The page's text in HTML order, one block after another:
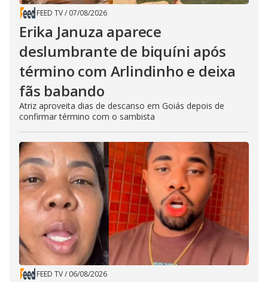
FEED TV/ 07/08/2026
Erika Januza aparece
deslumbrante de biquíni após
término com Arlindinho e deixa
fãs babando
Atriz aproveita dias de descanso em Goiás depois de
confirmar término com o sambista
FEED TV/ 06/08/2026